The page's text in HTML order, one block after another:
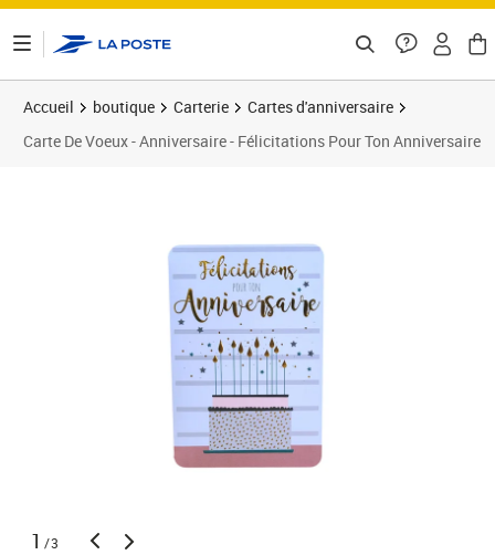
Accueil boutique Carterie
Cartes d'anniversaire
Carte De Voeux - Anniversaire - Félicitations Pour Ton Anniversaire
1 /3